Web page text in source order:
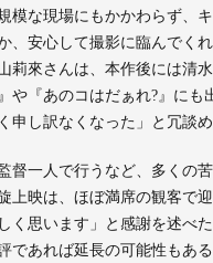
模な現場にもかかわらず、
、安心して撮影に臨んでく
莉來さんは、本作後には清
や『あのコはだぁれ?』にも
申し訳なくなった」と冗談め
督一人で行うなど、多くの
上映は、ほぼ満席の観客で
く思います」と感謝を述べ
であれば延長の可能性もあ